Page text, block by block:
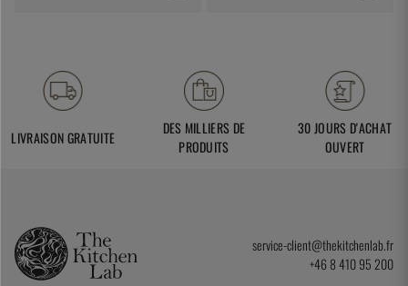
LIVRAISON GRATUITE
DES MILLIERS DE
PRODUITS
30 JOURS D'ACHAT
OUVERT
service-client@thekitchenlab.fr
+46 8 410 95 200